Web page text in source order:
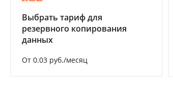
Выбрать тариф для
резервного копирования
данных
От 0.03 руб./месяц